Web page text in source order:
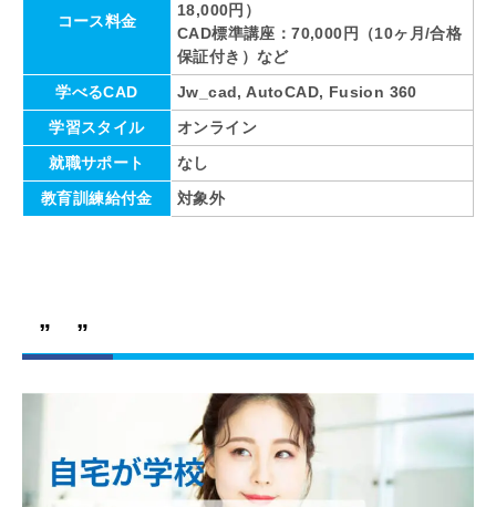
コース料金
18,000円）
CAD標準講座：70,000円（10ヶ月/合格
保証付き）など
学べるCAD
Jw_cad, AutoCAD, Fusion 360
学習スタイル
オンライン
就職サポート
なし
教育訓練給付金
対象外
” ”